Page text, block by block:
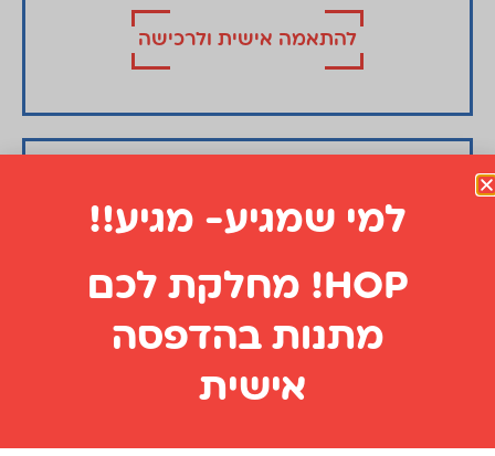
להתאמה אישית ולרכישה
למי שמגיע- מגיע!!
HOP! מחלקת לכם
מתנות בהדפסה
אישית